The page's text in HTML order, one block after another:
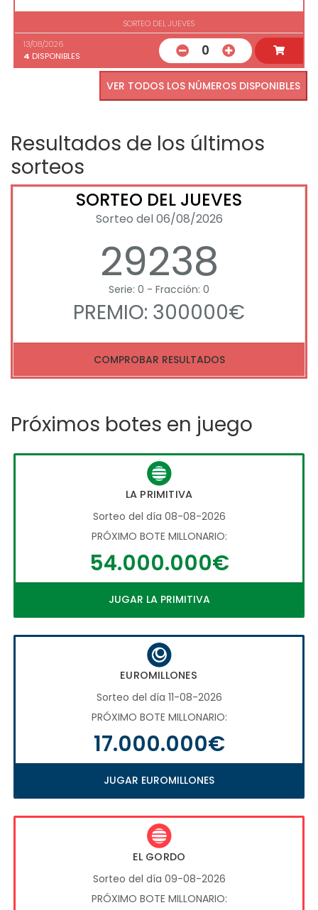
SORTEO DEL JUEVES
13/08/2026
4 DISPONIBLES 0
VER TODOS LOS NÚMEROS DISPONIBLES
Resultados de los últimos
sorteos
SORTEO DEL JUEVES
Sorteo del 06/08/2026
29238
Serie: 0 - Fracción: 0
PREMIO: 300000€
COMPROBAR RESULTADOS
Próximos botes en juego
LA PRIMITIVA
Sorteo del día 08-08-2026
PRÓXIMO BOTE MILLONARIO:
54.000.000€
JUGAR LA PRIMITIVA
EUROMILLONES
Sorteo del día 11-08-2026
PRÓXIMO BOTE MILLONARIO:
17.000.000€
JUGAR EUROMILLONES
EL GORDO
Sorteo del día 09-08-2026
PRÓXIMO BOTE MILLONARIO: